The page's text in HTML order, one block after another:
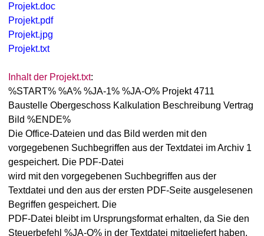
Projekt.doc
Projekt.pdf
Projekt.jpg
Projekt.txt
Inhalt der Projekt.txt:
%START% %A% %JA-1% %JA-O% Projekt 4711
Baustelle Obergeschoss Kalkulation Beschreibung Vertrag
Bild %ENDE%
Die Office-Dateien und das Bild werden mit den
vorgegebenen Suchbegriffen aus der Textdatei im Archiv 1
gespeichert. Die PDF-Datei
wird mit den vorgegebenen Suchbegriffen aus der
Textdatei und den aus der ersten PDF-Seite ausgelesenen
Begriffen gespeichert. Die
PDF-Datei bleibt im Ursprungsformat erhalten, da Sie den
Steuerbefehl %JA-O% in der Textdatei mitgeliefert haben.